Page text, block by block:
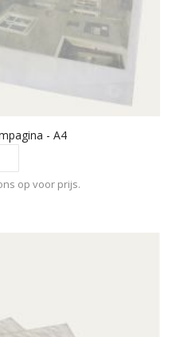
- A4
op voor prijs.